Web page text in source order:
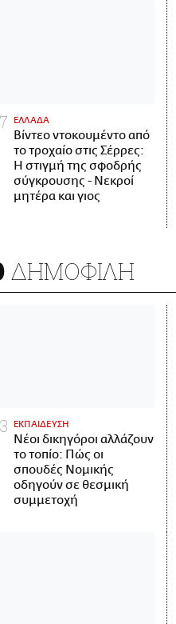
ΕΛΛΑΔΑ
Βίντεο ντοκουμέντο από
το τροχαίο στις Σέρρες:
Η στιγμή της σφοδρής
σύγκρουσης - Νεκροί
μητέρα και γιος
ΔΗΜΟΦΙΛΗ
ΕΚΠΑΙΔΕΥΣΗ
Νέοι δικηγόροι αλλάζουν
το τοπίο: Πώς οι
σπουδές Νομικής
οδηγούν σε θεσμική
συμμετοχή